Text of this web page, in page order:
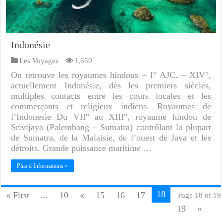
Indonésie
Les Voyages 1,650
On retrouve les royaumes hindous – I° AJC. – XIV°,
actuellement Indonésie, dès les premiers siècles,
multiples contacts entre les cours locales et les
commerçants et religieux indiens. Royaumes de
l’Indonesie Du VII° au XIII°, royaume hindou de
Srivijaya (Palembang – Sumatra) contrôlant la plupart
de Sumatra, de la Malaisie, de l’ouest de Java et les
détroits. Grande puissance maritime …
Plus d Informations »
Page 18 of 19
« First ... 10 « 15 16 17
18
19
»